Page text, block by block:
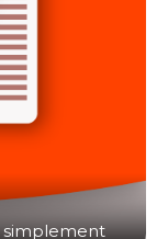
simplement